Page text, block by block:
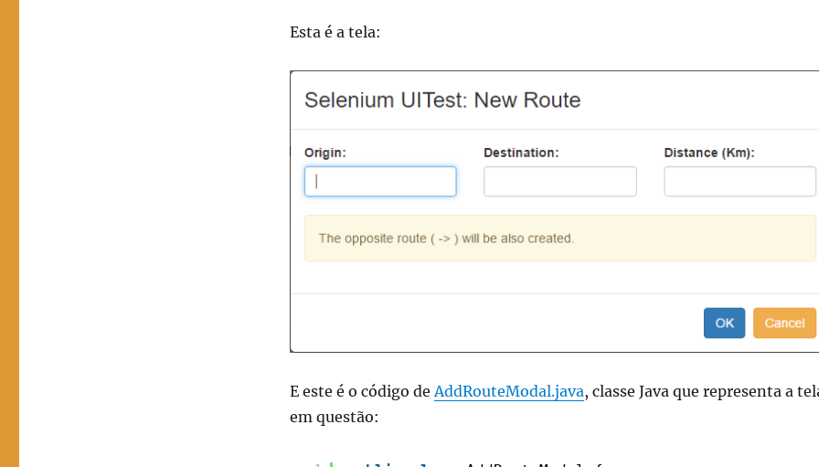
Esta é a tela:
E este é o código de AddRouteModal.java, classe Java que representa a
em questão: